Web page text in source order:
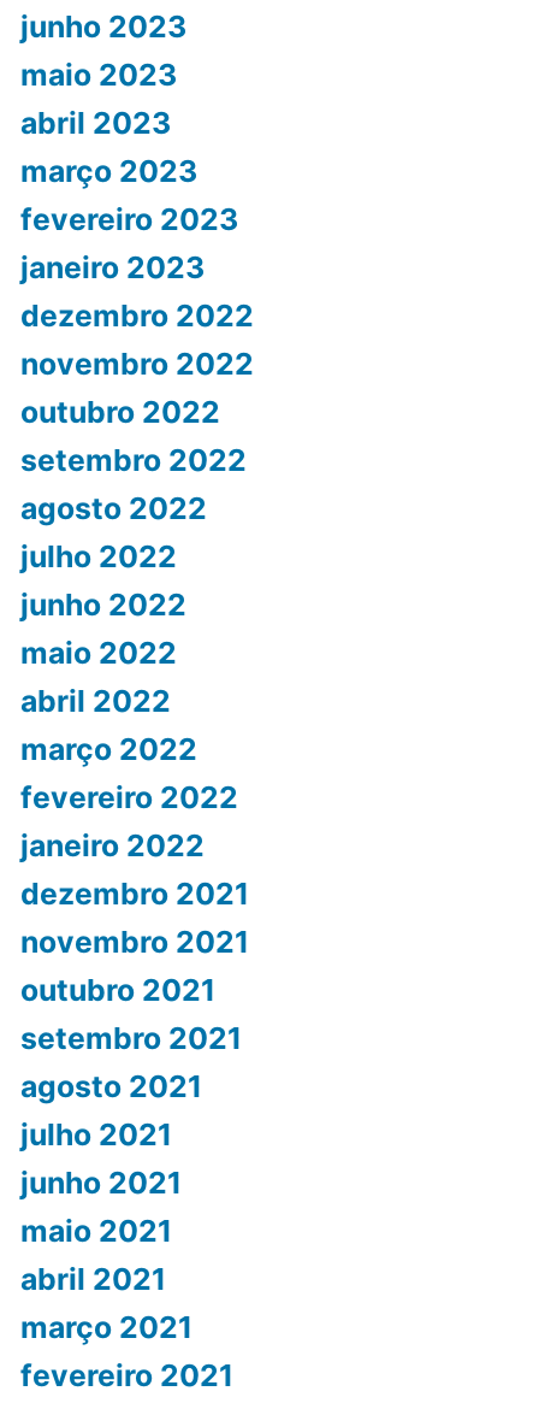
junho 2023
maio 2023
abril 2023
março 2023
fevereiro 2023
janeiro 2023
dezembro 2022
novembro 2022
outubro 2022
setembro 2022
agosto 2022
julho 2022
junho 2022
maio 2022
abril 2022
março 2022
fevereiro 2022
janeiro 2022
dezembro 2021
novembro 2021
outubro 2021
setembro 2021
agosto 2021
julho 2021
junho 2021
maio 2021
abril 2021
março 2021
fevereiro 2021